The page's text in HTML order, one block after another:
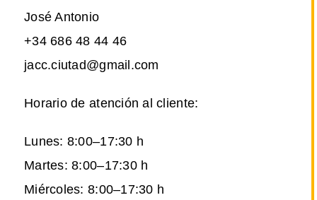
José Antonio
+34 686 48 44 46
jacc.ciutad@gmail.com
Horario de atención al cliente:
Lunes: 8:00–17:30 h
Martes: 8:00–17:30 h
Miércoles: 8:00–17:30 h